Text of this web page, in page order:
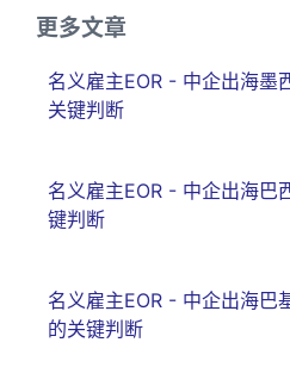
更多文章
名义雇主EOR - 中企出海墨
关键判断
名义雇主EOR - 中企出海巴
键判断
名义雇主EOR - 中企出海巴
的关键判断